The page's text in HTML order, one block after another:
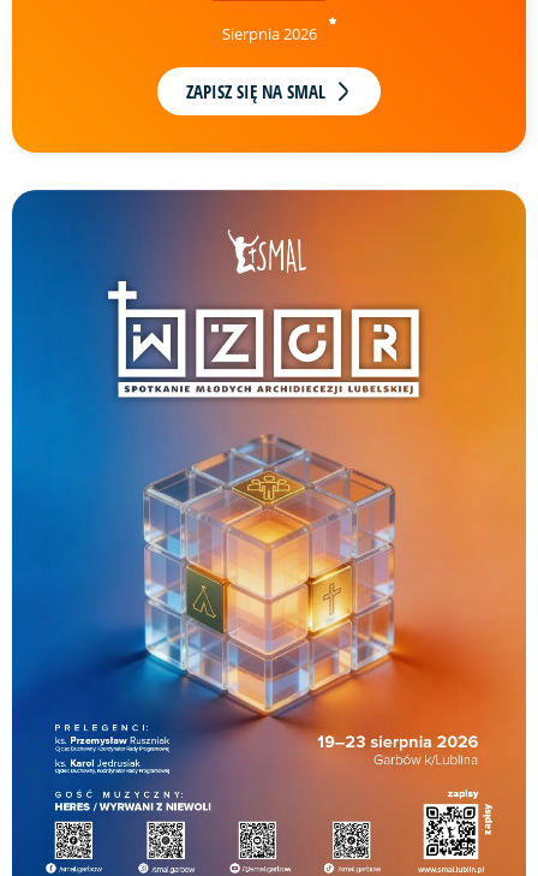
Sierpnia 2026
ZAPISZ SIĘ NA SMAL